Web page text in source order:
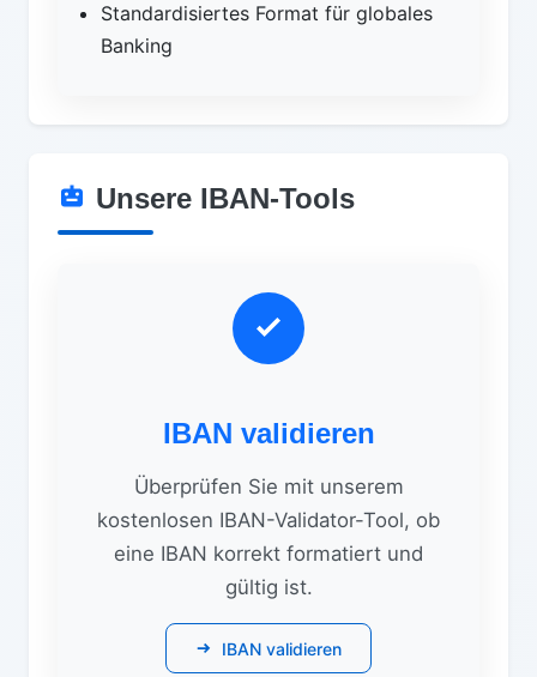
Standardisiertes Format für globales
Banking
Unsere IBAN-Tools
IBAN validieren
Überprüfen Sie mit unserem
kostenlosen IBAN-Validator-Tool, ob
eine IBAN korrekt formatiert und
gültig ist.
IBAN validieren